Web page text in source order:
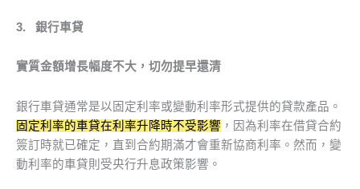
3. 銀行車貸
實質金額增長幅度不大，切勿提早還清
銀行車貸通常是以固定利率或變動利率形式提供的貸款產品。
固定利率的車貸在利率升降時不受影響 ，因為利率在借貸合約
簽訂時就已確定，直到合約期滿才會重新協商利率。然而，變
動利率的車貸則受央行升息政策影響。